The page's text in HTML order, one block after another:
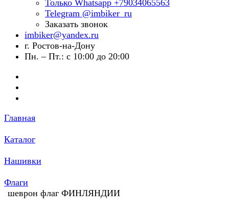
Только Whatsapp +79034065563
Telegram @imbiker_ru
Заказать звонок
imbiker@yandex.ru
г. Ростов-на-Дону
Пн. – Пт.: с 10:00 до 20:00
Главная
Каталог
Нашивки
Флаги
шеврон флаг ФИНЛЯНДИИ